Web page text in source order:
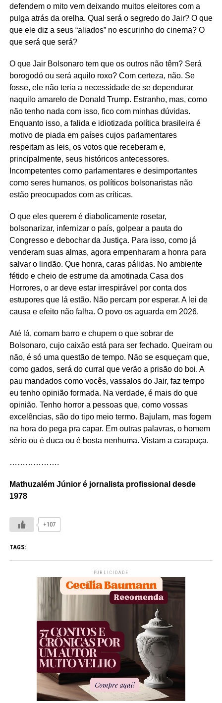
defendem o mito vem deixando muitos eleitores com a
pulga atrás da orelha. Qual será o segredo do Jair? O que
que ele diz a seus “aliados” no escurinho do cinema? O
que será que será?
O que Jair Bolsonaro tem que os outros não têm? Será
borogodó ou será aquilo roxo? Com certeza, não. Se
fosse, ele não teria a necessidade de se dependurar
naquilo amarelo de Donald Trump. Estranho, mas, como
não tenho nada com isso, fico com minhas dúvidas.
Enquanto isso, a falida e idiotizada política brasileira é
motivo de piada em países cujos parlamentares
respeitam as leis, os votos que receberam e,
principalmente, seus históricos antecessores.
Incompetentes como parlamentares e desimportantes
como seres humanos, os políticos bolsonaristas não
estão preocupados com as críticas.
O que eles querem é diabolicamente rosetar,
bolsonarizar, infernizar o país, golpear a pauta do
Congresso e debochar da Justiça. Para isso, como já
venderam suas almas, agora empenharam a honra para
salvar o lindão. Que honra, caras pálidas. No ambiente
fétido e cheio de estrume da amotinada Casa dos
Horrores, o ar deve estar irrespirável por conta dos
estupores que lá estão. Não percam por esperar. A lei de
causa e efeito não falha. O povo os aguarda em 2026.
Até lá, comam barro e chupem o que sobrar de
Bolsonaro, cujo caixão está para ser fechado. Queiram ou
não, é só uma questão de tempo. Não se esqueçam que,
como gados, será do curral que verão a prisão do boi. A
pau mandados como vocês, vassalos do Jair, faz tempo
eu tenho opinião formada. Na verdade, é mais do que
opinião. Tenho horror a pessoas que, como vossas
excelências, são do tipo meio termo. Bajulam, mas fogem
na hora do pega pra capar. Em outras palavras, o homem
sério ou é duca ou é bosta nenhuma. Vistam a carapuça.
……………….
Mathuzalém Júnior é jornalista profissional desde
1978
+107
TAGS:
PUBLICIDADE